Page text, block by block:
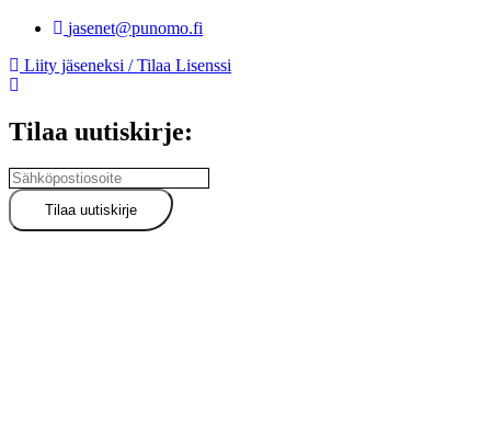
jasenet@punomo.fi
Liity jäseneksi / Tilaa Lisenssi
Tilaa uutiskirje: